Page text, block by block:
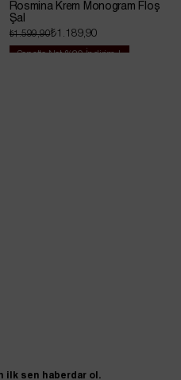
Rosmina Krem Monogram Floş
Şal
₺1.189,90
₺1.599,90
Sepette Net %20 İndirim !
ilk sen haberdar ol.